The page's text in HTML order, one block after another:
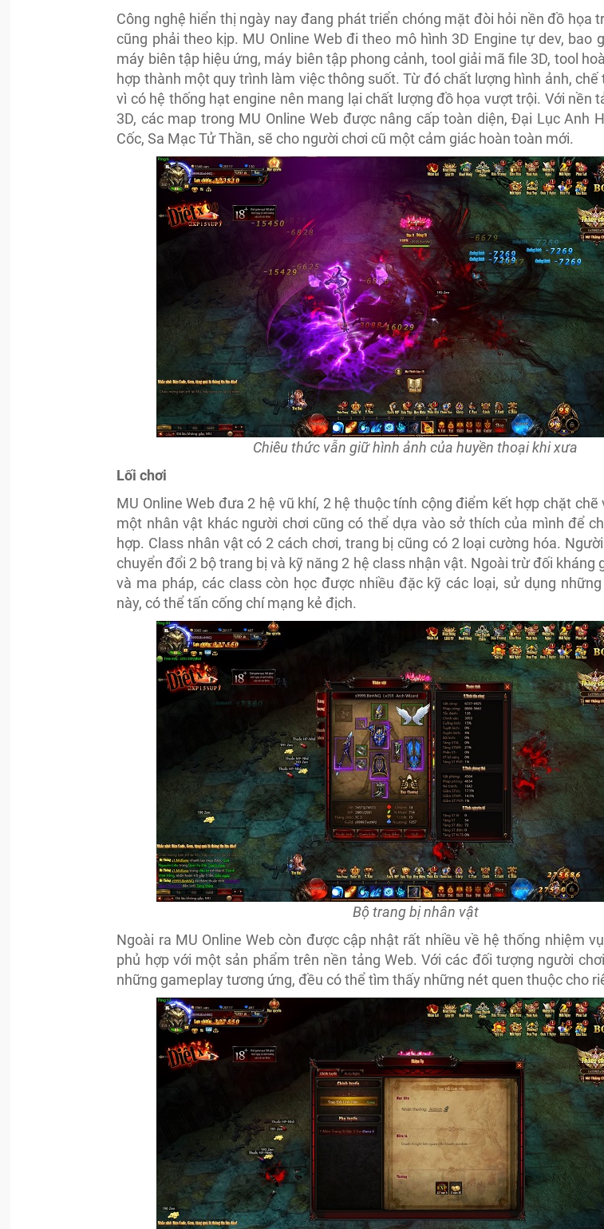
Công nghệ hiển thị ngày nay đang phát triển chóng mặt đòi hỏi nền đồ họa
cũng phải theo kịp. MU Online Web đi theo mô hình 3D Engine tự dev, bao
máy biên tập hiệu ứng, máy biên tập phong cảnh, tool giải mã file 3D, tool
hợp thành một quy trình làm việc thông suốt. Từ đó chất lượng hình ảnh, chế
vì có hệ thống hạt engine nên mang lại chất lượng đồ họa vượt trội. Với nền
3D, các map trong MU Online Web được nâng cấp toàn diện, Đại Lục Anh
Cốc, Sa Mạc Tử Thần, sẽ cho người chơi cũ một cảm giác hoàn toàn mới.
Chiêu thức vẫn giữ hình ảnh của huyền thoại khi xưa
Lối chơi
MU Online Web đưa 2 hệ vũ khí, 2 hệ thuộc tính cộng điểm kết hợp chặt chẽ
một nhân vật khác người chơi cũng có thể dựa vào sở thích của mình để
hợp. Class nhân vật có 2 cách chơi, trang bị cũng có 2 loại cường hóa.
chuyển đổi 2 bộ trang bị và kỹ năng 2 hệ class nhận vật. Ngoài trừ đối kháng
và ma pháp, các class còn học được nhiều đặc kỹ các loại, sử dụng
này, có thể tấn cống chí mạng kẻ địch.
Bộ trang bị nhân vật
Ngoài ra MU Online Web còn được cập nhật rất nhiều về hệ thống nhiệm
phủ hợp với một sản phẩm trên nền tảng Web. Với các đối tượng người
những gameplay tương ứng, đều có thể tìm thấy những nét quen thuộc cho